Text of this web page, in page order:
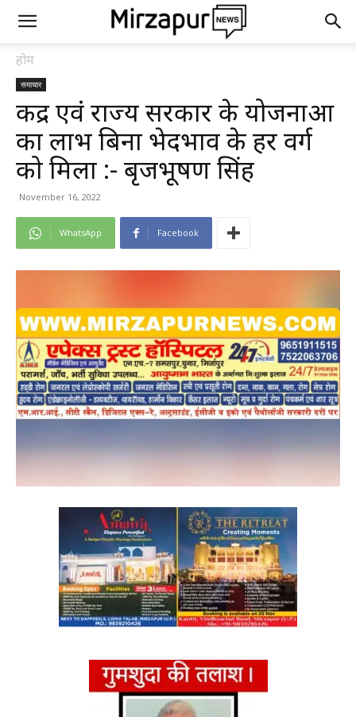
होम
समाचार
केंद्र एवं राज्य सरकार के योजनाओं
का लाभ बिना भेदभाव के हर वर्ग
को मिला :- बृजभूषण सिंह
November 16, 2022
WhatsApp Facebook